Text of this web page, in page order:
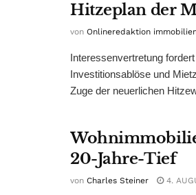
Hitzeplan der
von Onlineredaktion
Interessenvertretung
Investitionsablöse und
Zuge der neuerlichen
20-Jahre-Tief
von Charles Steiner 4.